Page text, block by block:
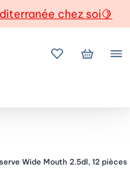
chez soi🍋
Mes favoris
Mon
Wide Mouth 2.5dl, 12 pièces